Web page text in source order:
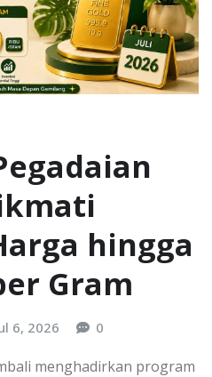
hingga
Gram
6, 2026 0
menghadirkan program